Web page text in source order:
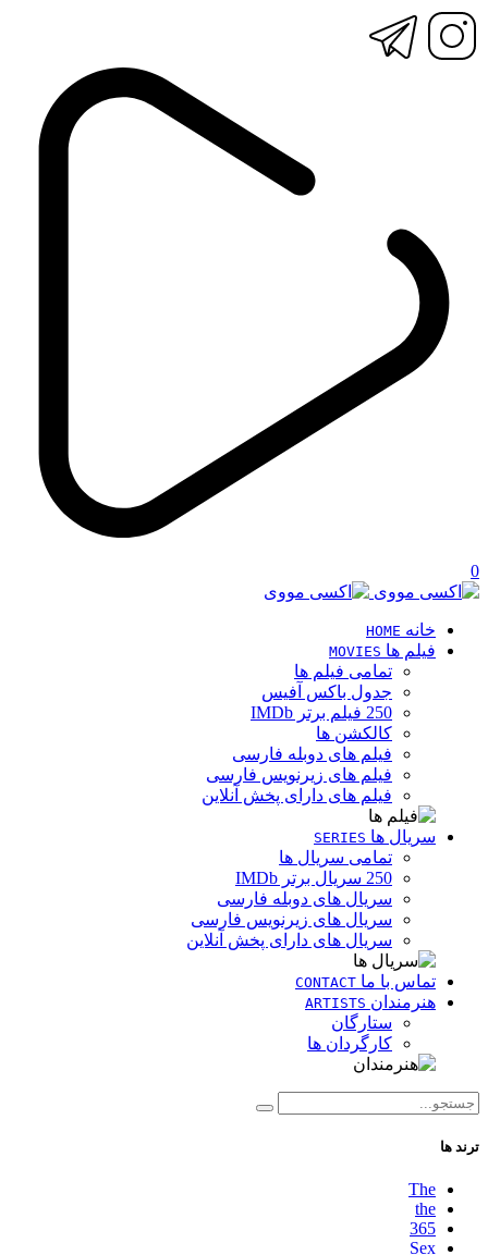
0
خانه HOME
فیلم ها MOVIES
تمامی فیلم ها
جدول باکس آفیس
250 فیلم برتر IMDb
کالکشن ها
فیلم های دوبله فارسی
فیلم های زیرنویس فارسی
فیلم های دارای پخش آنلاین
سریال ها SERIES
تمامی سریال ها
250 سریال برتر IMDb
سریال های دوبله فارسی
سریال های زیرنویس فارسی
سریال های دارای پخش آنلاین
تماس با ما CONTACT
هنرمندان ARTISTS
ستارگان
کارگردان ها
ترند ها
The
the
365
Sex